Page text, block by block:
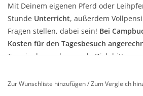
Mit Deinem eigenen Pferd oder
Stunde Unterricht, außerdem
Fragen stellen, dabei sein! Bei
Kosten für den Tagesbesuch
Terminabsprache wende Dich bitte an:
Die besondere Atmosphäre von Neu
Zur Wunschliste hinzufügen/Zum Vergleich